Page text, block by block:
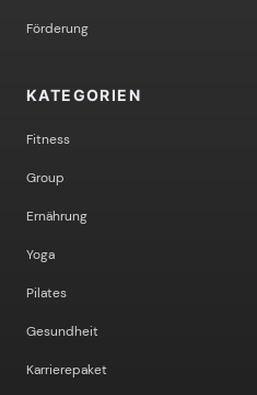
Förderung
KATEGORIEN
Fitness
Group
Ernährung
Yoga
Pilates
Gesundheit
Karrierepaket